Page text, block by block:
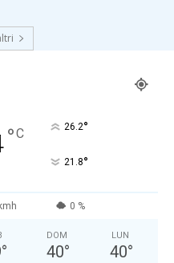
°C 26.2°
21.8°
0 %
°
DOM
40°
LUN
40°